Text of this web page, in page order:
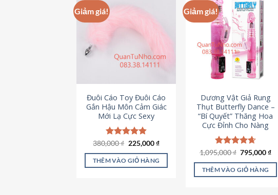
có
nhiều
biến
thể.
Các
tùy
chọn
thể
được
chọn
trên
trang
phẩm
Giảm giá!
Đuôi Cáo Toy Đuôi Cáo
Gắn Hậu Môn Cảm Giác
Mới Lạ Cực Sexy
Được xếp
5 sao
380,000₫ Giá
là:
380,000 ₫.
225,000₫Giá
tại
là:
THÊM VÀO GIỎ HÀNG
Giảm giá!
Dương Vật Giả Rung
Thụt Butterfly Dance –
“Bí Quyết” Thăng Hoa
Cực Đỉnh Cho Nàng
Được xếp
5 sao
1,095,000₫ Giá
là:
1,095,000 ₫.
795,000₫Giá
tại
THÊM VÀO GIỎ HÀNG